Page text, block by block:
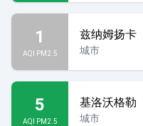
1
AQI PM2.5
兹纳姆扬卡
城市
5
AQI PM2.5
基洛沃格勒
城市